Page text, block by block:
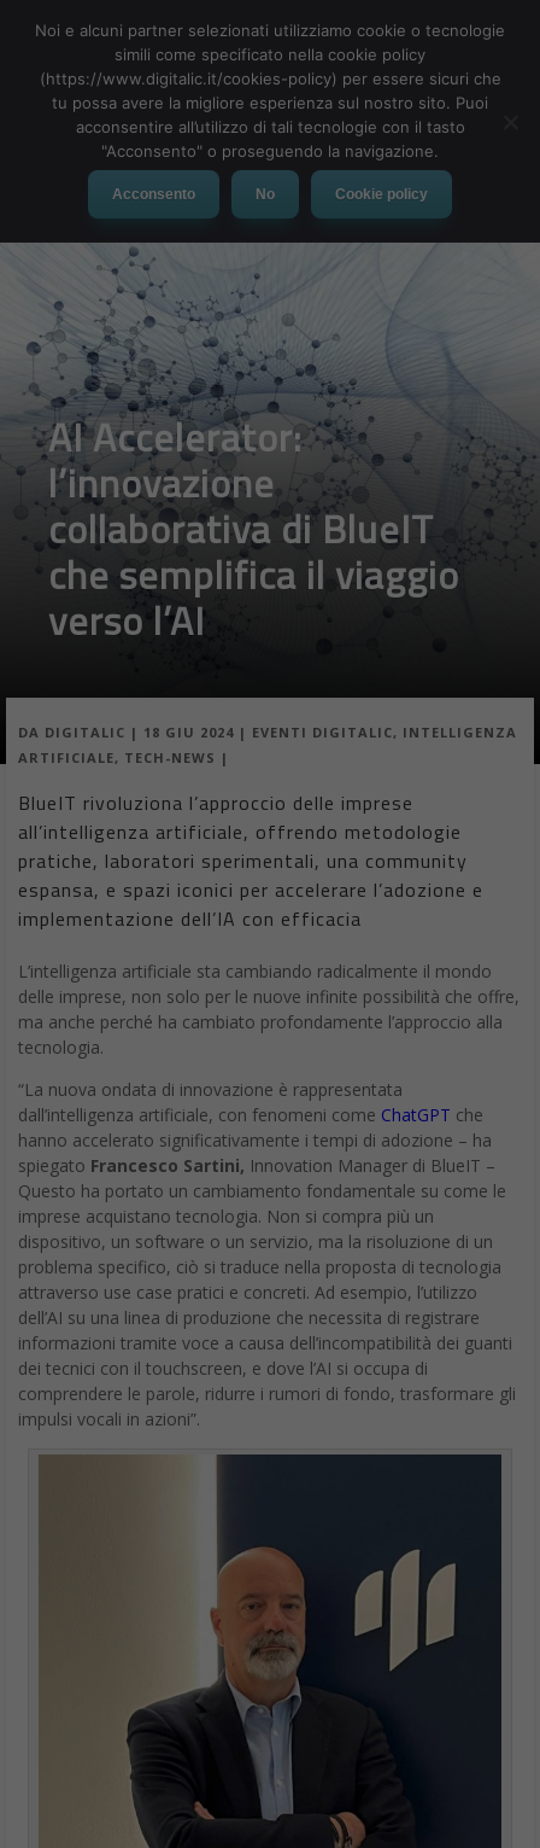
MENU
AI Accelerator:
l’innovazione
collaborativa di BlueIT
che semplifica il viaggio
verso l’AI
DA DIGITALIC | 18 GIU 2024 | EVENTI DIGITALIC, INTELLIGENZA
ARTIFICIALE, TECH-NEWS |
BlueIT rivoluziona l’approccio delle imprese
all’intelligenza artificiale, offrendo metodologie
pratiche, laboratori sperimentali, una community
espansa, e spazi iconici per accelerare l’adozione e
implementazione dell’IA con efficacia
L’intelligenza artificiale sta cambiando radicalmente il mondo
delle imprese, non solo per le nuove infinite possibilità che offre,
ma anche perché ha cambiato profondamente l’approccio alla
tecnologia.
“La nuova ondata di innovazione è rappresentata
dall’intelligenza artificiale, con fenomeni come ChatGPT che
hanno accelerato significativamente i tempi di adozione – ha
spiegato Francesco Sartini, Innovation Manager di BlueIT –
Questo ha portato un cambiamento fondamentale su come le
imprese acquistano tecnologia. Non si compra più un
dispositivo, un software o un servizio, ma la risoluzione di un
problema specifico, ciò si traduce nella proposta di tecnologia
attraverso use case pratici e concreti. Ad esempio, l’utilizzo
dell’AI su una linea di produzione che necessita di registrare
informazioni tramite voce a causa dell’incompatibilità dei guanti
dei tecnici con il touchscreen, e dove l’AI si occupa di
comprendere le parole, ridurre i rumori di fondo, trasformare gli
impulsi vocali in azioni”.
Noi e alcuni partner selezionati utilizziamo cookie o tecnologie
simili come specificato nella cookie policy
(https://www.digitalic.it/cookies-policy) per essere sicuri che
tu possa avere la migliore esperienza sul nostro sito. Puoi
acconsentire all’utilizzo di tali tecnologie con il tasto
"Acconsento" o proseguendo la navigazione.
Acconsento No Cookie policy